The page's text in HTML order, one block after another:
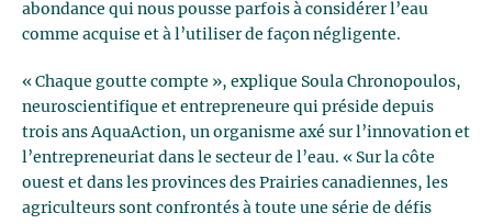
abondance qui nous pousse parfois à considérer l’eau
comme acquise et à l’utiliser de façon négligente.
« Chaque goutte compte », explique Soula Chronopoulos,
neuroscientifique et entrepreneure qui préside depuis
trois ans AquaAction, un organisme axé sur l’innovation et
l’entrepreneuriat dans le secteur de l’eau. « Sur la côte
ouest et dans les provinces des Prairies canadiennes, les
agriculteurs sont confrontés à toute une série de défis